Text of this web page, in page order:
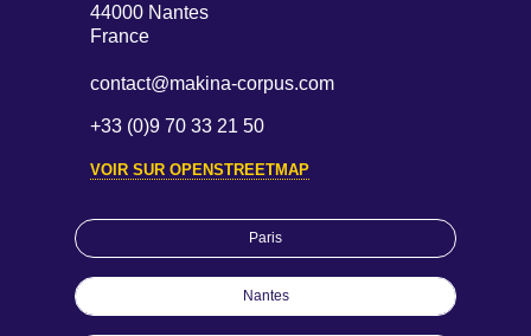
Paris
Nantes
44000 Nantes
France
contact@makina-corpus.com
+33 (0)9 70 33 21 50
VOIR SUR OPENSTREETMAP